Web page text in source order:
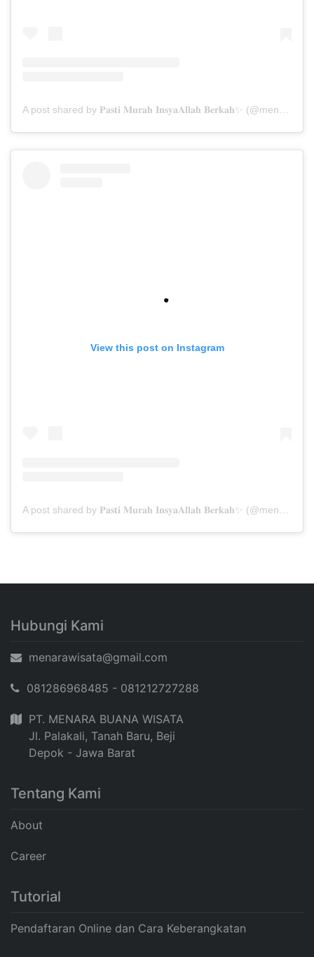
A post shared by 𝐏𝐚𝐬𝐭𝐢 𝐌𝐮𝐫𝐚𝐡 𝐈𝐧𝐬𝐲𝐚𝐀𝐥𝐥𝐚𝐡 𝐁𝐞𝐫𝐤𝐚𝐡✨ (@menarabuanawisata)
View this post on Instagram
Hubungi Kami
menarawisata@gmail.com
081286968485 - 081212727288
PT. MENARA BUANA WISATA
Jl. Palakali, Tanah Baru, Beji
Depok - Jawa Barat
Tentang Kami
About
Career
Tutorial
Pendaftaran Online dan Cara Keberangkatan